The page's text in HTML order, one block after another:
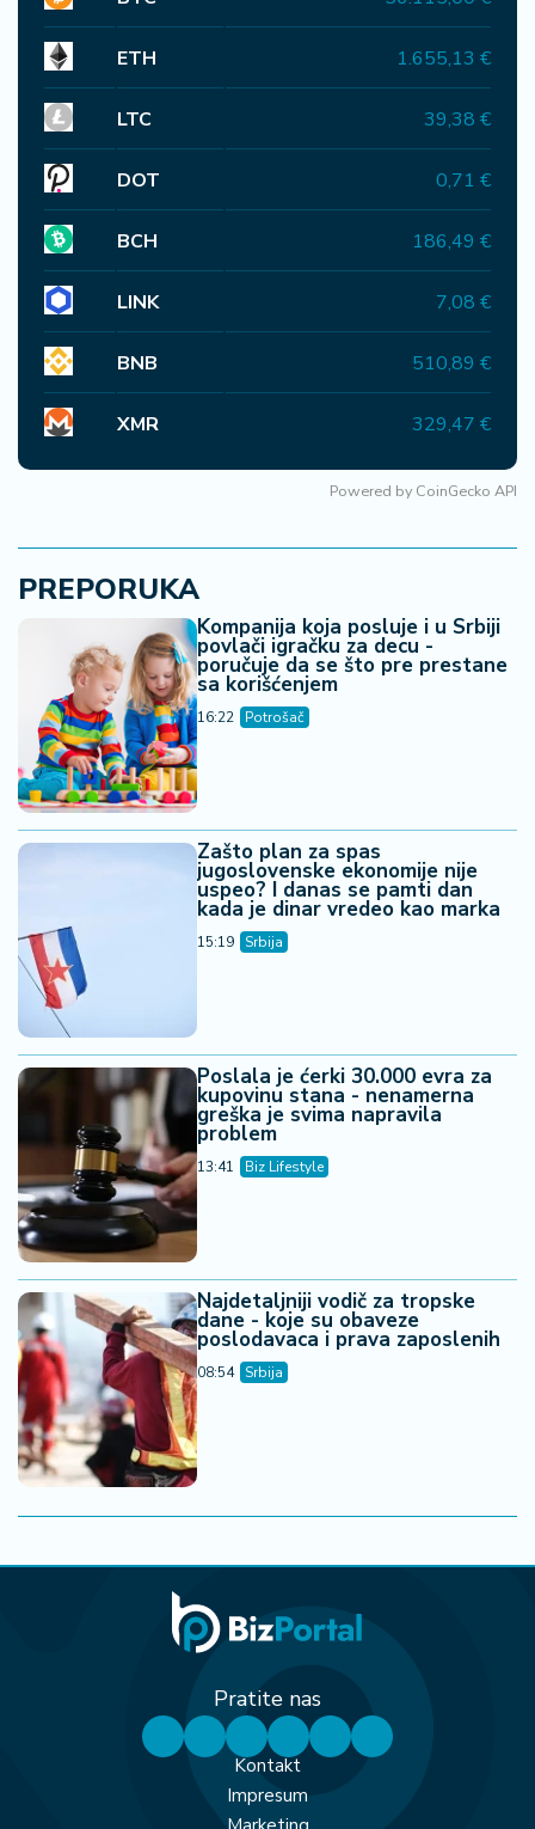
ETH 1.655,13 €
LTC 39,38 €
DOT 0,71 €
BCH 186,49 €
LINK 7,08 €
BNB 510,89 €
XMR 329,47 €
Powered by CoinGecko API
PREPORUKA
Kompanija koja posluje i u Srbiji
povlači igračku za decu -
poručuje da se što pre prestane
sa korišćenjem
16:22 Potrošač
Zašto plan za spas
jugoslovenske ekonomije nije
uspeo? I danas se pamti dan
kada je dinar vredeo kao marka
15:19 Srbija
Poslala je ćerki 30.000 evra za
kupovinu stana - nenamerna
greška je svima napravila
problem
13:41 Biz Lifestyle
Najdetaljniji vodič za tropske
dane - koje su obaveze
poslodavaca i prava zaposlenih
08:54 Srbija
Kontakt
Impresum
Pratite nas